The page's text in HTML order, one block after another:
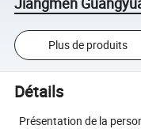
Plus de produits
Détails
Présentation de la